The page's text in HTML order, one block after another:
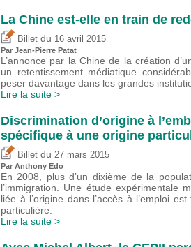
La Chine est-elle en train de
Billet du 16 avril 2015
Par Jean-Pierre Patat
L’annonce par la Chine de la création
un retentissement médiatique
peser davantage dans les grandes
Lire la suite >
Discrimination d’origine à
spécifique à une origine
Billet du 27 mars 2015
Par Anthony Edo
En 2008, plus d’un dixième de la
l’immigration. Une étude expérimentale
liée à l’origine dans l’accès à l’emploi
particulière.
Lire la suite >